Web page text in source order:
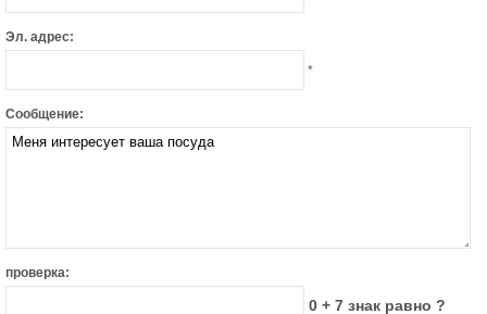
Эл. адрес:
*
Сообщение:
проверка:
0 + 7 знак равно ?